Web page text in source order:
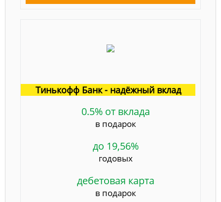
Тинькофф Банк - надёжный вклад
0.5% от вклада
в подарок
до 19,56%
годовых
дебетовая карта
в подарок